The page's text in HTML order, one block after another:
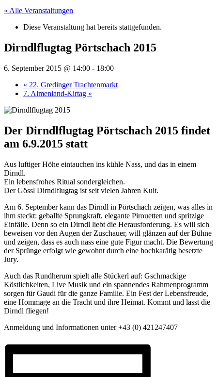
« Alle Veranstaltungen
Diese Veranstaltung hat bereits stattgefunden.
Dirndlflugtag Pörtschach 2015
6. September 2015 @ 14:00 - 18:00
« 22. Gredinger Trachtenmarkt
7. Almenland-Kirtag »
Der Dirndlflugtag Pörtschach 2015 findet
am 6.9.2015 statt
Aus luftiger Höhe eintauchen ins kühle Nass, und das in einem
Dirndl.
Ein lebensfrohes Ritual sondergleichen.
Der Gössl Dirndlflugtag ist seit vielen Jahren Kult.
Am 6. September kann das Dirndl in Pörtschach zeigen, was alles in
ihm steckt: geballte Sprungkraft, elegante Pirouetten und spritzige
Einfälle. Denn so ein Dirndl liebt die Herausforderung. Es will sich
beweisen vor den Augen der Zuschauer, will glänzen auf der Bühne
und zeigen, dass es auch nass eine gute Figur macht. Die Bewertung
der Sprünge erfolgt wie gewohnt durch eine hochkarätig besetzte
Jury.
Auch das Rundherum spielt alle Stückerl auf: Gschmackige
Köstlichkeiten, Live Musik und ein spannendes Rahmenprogramm
sorgen für Gaudi für die ganze Familie. Ein Fest der Lebensfreude,
eine Hommage an die Tracht und ihre Heimat. Kommt und lasst die
Dirndl fliegen!
Anmeldung und Informationen unter +43 (0) 421247407